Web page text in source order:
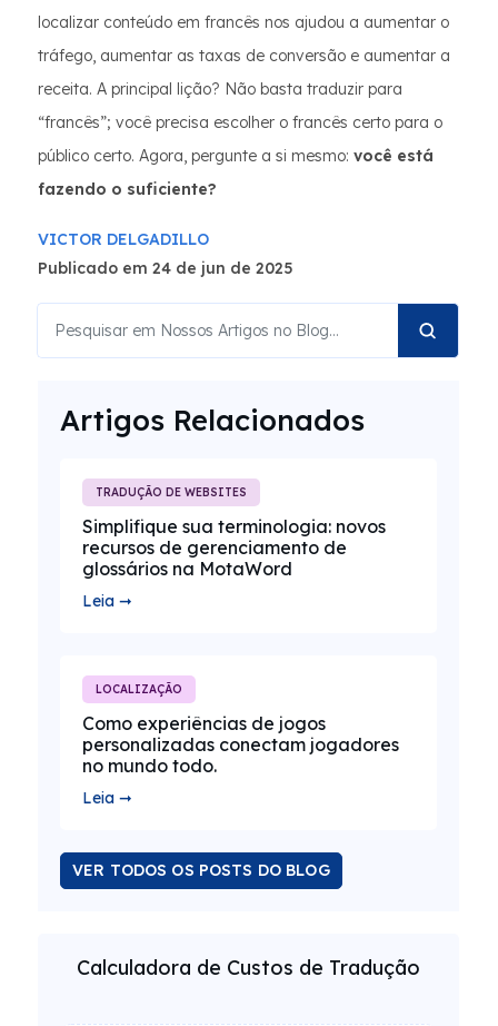
localizar conteúdo em francês nos ajudou a aumentar o
tráfego, aumentar as taxas de conversão e aumentar a
receita. A principal lição? Não basta traduzir para
“francês”; você precisa escolher o francês certo para o
público certo. Agora, pergunte a si mesmo: você está
fazendo o suficiente?
VICTOR DELGADILLO
Publicado em 24 de jun de 2025
Artigos Relacionados
TRADUÇÃO DE WEBSITES
Simplifique sua terminologia: novos
recursos de gerenciamento de
glossários na MotaWord
Leia ➞
LOCALIZAÇÃO
Como experiências de jogos
personalizadas conectam jogadores
no mundo todo.
Leia ➞
VER TODOS OS POSTS DO BLOG
Calculadora de Custos de Tradução